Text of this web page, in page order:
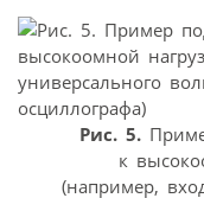
Рис. 5.
к
(например,